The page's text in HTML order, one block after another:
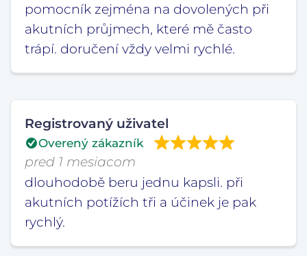
pomocník zejména na dovolených při
akutních průjmech, které mě často
trápí. doručení vždy velmi rychlé.
pred 1 mesiacom
dlouhodobě beru jednu kapsli. při
akutních potížích tři a účinek je pak
rychlý.
Registrovaný uživatel
Overený zákazník